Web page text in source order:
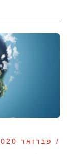
/ פברואר 2020